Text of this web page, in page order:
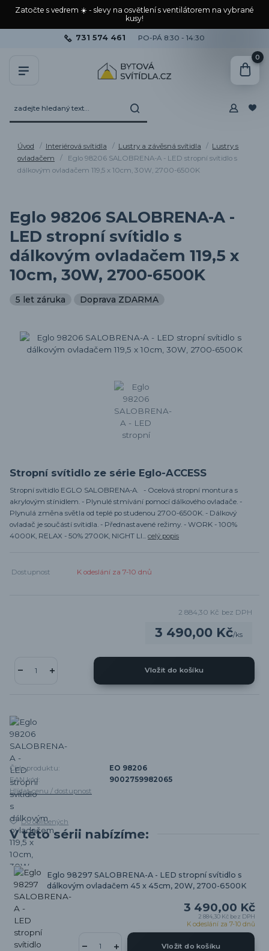
Zatočte s vedrem ☀️ - slevy na osvětlení s ventilátorem na vybrané
kusy!
731 574 461 PO-PÁ 8:30 - 14:30
0
Úvod Interiérová svítidla Lustry a závěsná svítidla
Lustry s
ovladačem
Eglo 98206 SALOBRENA-A - LED stropní svítidlo s
dálkovým ovladačem 119,5 x 10cm, 30W, 2700-6500K
Eglo 98206 SALOBRENA-A -
LED stropní svítidlo s
dálkovým ovladačem 119,5 x
10cm, 30W, 2700-6500K
5 let záruka Doprava ZDARMA
Stropní svítidlo ze série Eglo-ACCESS
Stropní svítidlo EGLO SALOBRENA-A. - Ocelová stropní montura s
akrylovým stínidlem. - Plynulé stmívání pomocí dálkového ovladače. -
Plynulá změna světla od teplé po studenou 2700-6500K. - Dálkový
ovladač je součástí svítidla. - Přednastavené režimy. - WORK - 100%
4000K, RELAX - 50% 2700K, NIGHT LI... celý popis
Dostupnost K odeslání za 7-10 dnů
3 490,00 Kč/ks
2 884,30 Kč bez DPH
Vložit do košíku
Číslo produktu:
EO 98206
EAN kód:
9002759982065
Hlídat cenu / dostupnost
Do oblíbených
V této sérii nabízíme:
Eglo 98297 SALOBRENA-A - LED stropní svítidlo s
dálkovým ovladačem 45 x 45cm, 20W, 2700-6500K
3 490,00 Kč
2 884,30 Kč bez DPH
K odeslání za 7-10 dnů
Vložit do košíku